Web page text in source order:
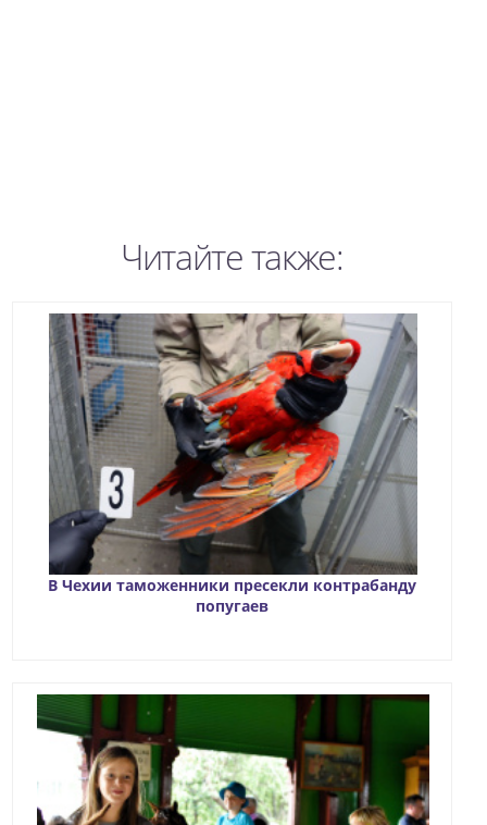
Читайте также:
В Чехии таможенники пресекли контрабанду
попугаев